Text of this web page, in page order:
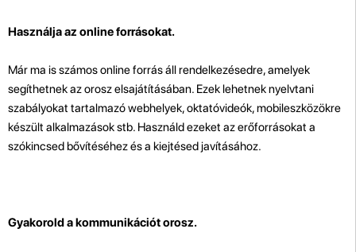
Használja az online forrásokat.
Már ma is számos online forrás áll rendelkezésedre, amelyek
segíthetnek az orosz elsajátításában. Ezek lehetnek nyelvtani
szabályokat tartalmazó webhelyek, oktatóvideók, mobileszközökre
készült alkalmazások stb. Használd ezeket az erőforrásokat a
szókincsed bővítéséhez és a kiejtésed javításához.
Gyakorold a kommunikációt orosz.